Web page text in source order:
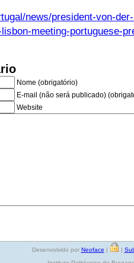
news/president-von-
meeting-portuguese-
Nome (obrigatório)
E-mail (não será publicado)
Website
Desenvolvido por Neoface | |